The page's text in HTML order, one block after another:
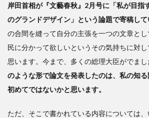
ップ
が必
要」
危険
な香
りが
分
岸田首相が『文藝春秋』2月号に「私が目指
のグランドデザイン」という論題で寄稿し
の合間を縫って自分の主張を一つの文章と
民に分かって欲しいというその気持ちに対
思います。今まで、多くの総理大臣がでま
のような形で論文を発表したのは、私の知
初めてではないかと思います。
ただ、そこで書かれている内容については